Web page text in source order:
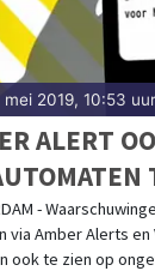
mei 2019, 10:53 uur
ALERT
OP
-
via Amber Alerts
ook te zien op